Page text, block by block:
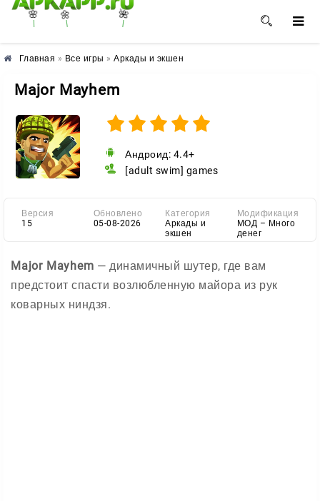
🌸 🌼 🌺
Главная » Все игры » Аркады и экшен
Major Mayhem
Андроид: 4.4+
[adult swim] games
Версия
15
Обновлено
05-08-2026
Категория
Аркады и
экшен
Модификация
МОД – Много
денег
Major Mayhem — динамичный шутер, где вам
предстоит спасти возлюбленную майора из рук
коварных ниндзя.